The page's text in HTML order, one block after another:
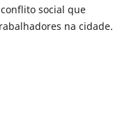
social que
na cidade.